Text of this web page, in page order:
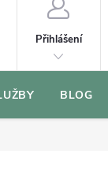
Přihlášení
BLOG